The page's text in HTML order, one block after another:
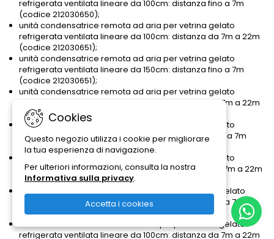
refrigerata ventilata lineare da 100cm: distanza fino a 7m
(codice 212030650);
unità condensatrice remota ad aria per vetrina gelato
refrigerata ventilata lineare da 100cm: distanza da 7m a 22m
(codice 212030651);
unità condensatrice remota ad aria per vetrina gelato
refrigerata ventilata lineare da 150cm: distanza fino a 7m
(codice 212030651);
unità condensatrice remota ad aria per vetrina gelato
refrigerata ventilata lineare da 150cm: distanza da 7m a 22m
(codice 212030652);
unità condensatrice remota ad aria per vetrina gelato
refrigerata ventilata lineare da 200cm: distanza fino a 7m
(codice 212030652);
unità condensatrice remota ad aria per vetrina gelato
refrigerata ventilata lineare da 200cm: distanza da 7m a 22m
(codice 212030653);
unità condensatrice remota ad acqua per vetrina gelato
refrigerata ventilata lineare da 100cm: distanza fino a 7m
(codice 212030904);
unità condensatrice remota ad acqua per vetrina gelato
refrigerata ventilata lineare da 100cm: distanza da 7m a 22m
Cookies
Questo negozio utilizza i cookie per migliorare
la tua esperienza di navigazione.
Per ulteriori informazioni, consulta la nostra
Informativa sulla privacy.
Accetta i cookies